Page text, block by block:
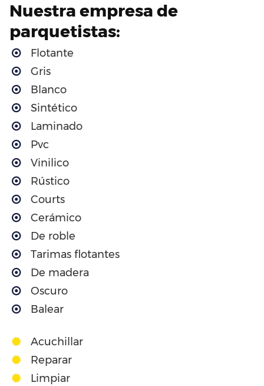
Nuestra empresa de
parquetistas:
Flotante
Gris
Blanco
Sintético
Laminado
Pvc
Vinilico
Rústico
Courts
Cerámico
De roble
Tarimas flotantes
De madera
Oscuro
Balear
Acuchillar
Reparar
Limpiar